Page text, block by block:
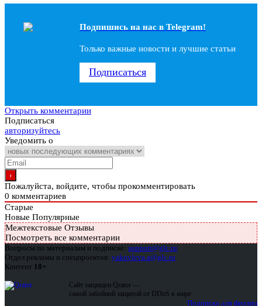
Подпишись на наc в Telegram!
Только важные новости и лучшие статьи
Подписаться
Открыть комментарии
Подписаться
авторизуйтесь
Уведомить о
Пожалуйста, войдите, чтобы прокомментировать
0 комментариев
Старые
Новые Популярные
Межтекстовые Отзывы
Посмотреть все комментарии
Вопросы по материалам и подписке: support@glc.ru
Отдел рекламы и спецпроектов: yakovleva.a@glc.ru
Контент 18+
Сайт защищен Qrator —
самой забойной защитой от DDoS в мире
Подписка для физлиц